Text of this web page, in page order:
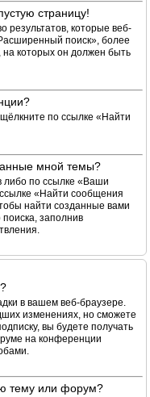
страницу!
результатов, которые веб-
поиск», более
на которых он должен быть
по ссылке «Найти
мной темы?
либо по ссылке «Ваши
«Найти сообщения
найти созданные вами
заполнив
в вашем веб-браузере.
изменениях, но сможете
вы будете получать
на конференции
тему или форум?